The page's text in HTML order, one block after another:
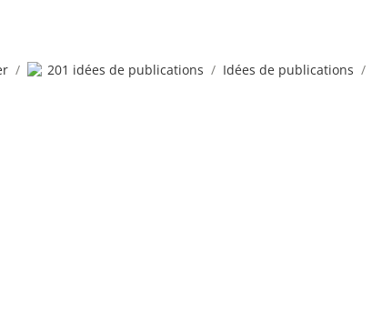
/ 201 idées de publications / Idées de publications /